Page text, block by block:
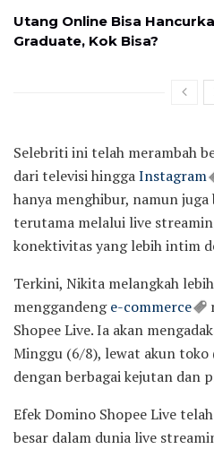
Utang Online Bisa
Graduate, Kok Bisa?
Selebriti ini telah merambah
dari televisi hinggaInstagram
hanya menghibur, namun
terutama melalui live
konektivitas yang lebih intim
Terkini, Nikita melangkah
menggandenge-commerce
Shopee Live. Ia akan
Minggu (6/8), lewat akun
dengan berbagai kejutan dan
Efek Domino Shopee Live
besar dalam dunia live